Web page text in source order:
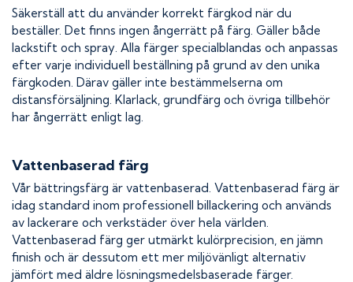
Säkerställ att du använder korrekt färgkod när du
beställer. Det finns ingen ångerrätt på färg. Gäller både
lackstift och spray. Alla färger specialblandas och anpassas
efter varje individuell beställning på grund av den unika
färgkoden. Därav gäller inte bestämmelserna om
distansförsäljning. Klarlack, grundfärg och övriga tillbehör
har ångerrätt enligt lag.
Vattenbaserad färg
Vår bättringsfärg är vattenbaserad. Vattenbaserad färg är
idag standard inom professionell billackering och används
av lackerare och verkstäder över hela världen.
Vattenbaserad färg ger utmärkt kulörprecision, en jämn
finish och är dessutom ett mer miljövänligt alternativ
jämfört med äldre lösningsmedelsbaserade färger.